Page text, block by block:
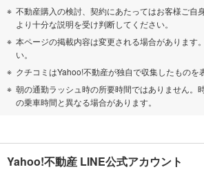
不動産購入の検討、契約にあたってはお客様ご自
より十分な説明を受け判断してください。
本ページの掲載内容は変更される場合があります
い。
クチコミはYahoo!不動産が独自で収集したものを
朝の通勤ラッシュ時の所要時間ではありません。
の乗車時間と異なる場合があります。
Yahoo!不動産 LINE公式アカウント